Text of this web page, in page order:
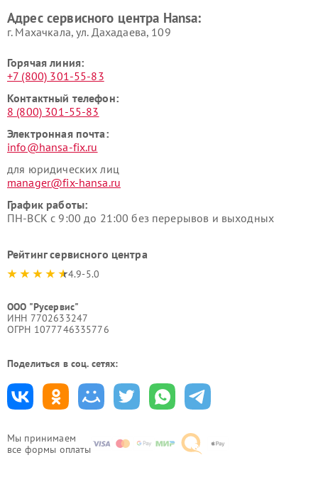
Мы принимаем
все формы оплаты
Адрес сервисного центра Hansa:
г. Махачкала, ул. Дахадаева, 109
Горячая линия:
+7 (800) 301-55-83
Контактный телефон:
8 (800) 301-55-83
Электронная почта:
info@hansa-fix.ru
для юридических лиц
manager@fix-hansa.ru
График работы:
ПН-ВСК с 9:00 до 21:00 без перерывов и выходных
Рейтинг сервисного центра
4.9-5.0
ООО "Русервис"
ИНН 7702633247
ОГРН 1077746335776
Поделиться в соц. сетях: